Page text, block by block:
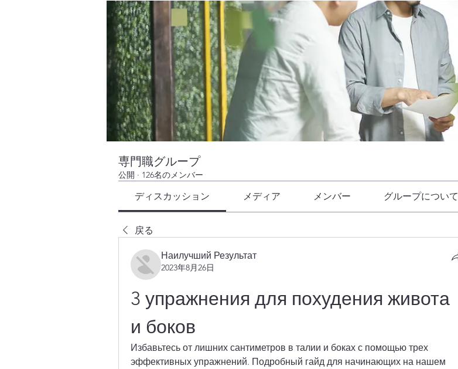
専門職グループ
公開 · 126名のメンバー
ディスカッション メディア メンバー グループについて
戻る
Наилучший Результат
2023年8月26日
3 упражнения для похудения живота
и боков
Избавьтесь от лишних сантиметров в талии и боках с помощью трех
эффективных упражнений. Подробный гайд для начинающих на нашем